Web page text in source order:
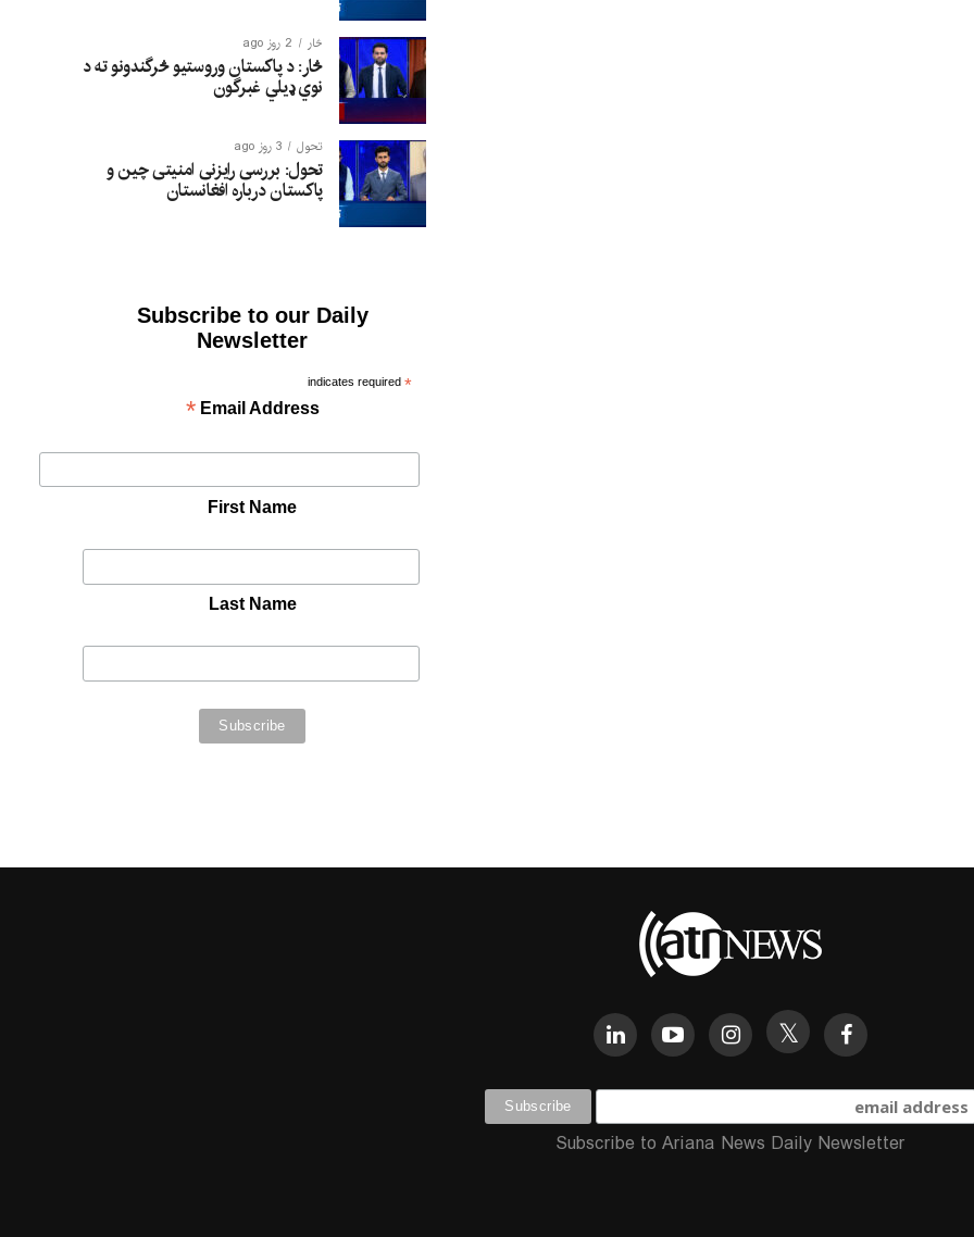
څار 2 روز ago
څار: د پاکستان وروستیو څرگندونو ته د
نوي ډیلي غبرگون
تحول 3 روز ago
تحول: بررسی رایزنی امنیتی چین و
پاکستان درباره افغانستان
Subscribe to our Daily
Newsletter
*
indicates required
Email Address
*
First Name
Last Name
Subscribe to Ariana News Daily Newsletter